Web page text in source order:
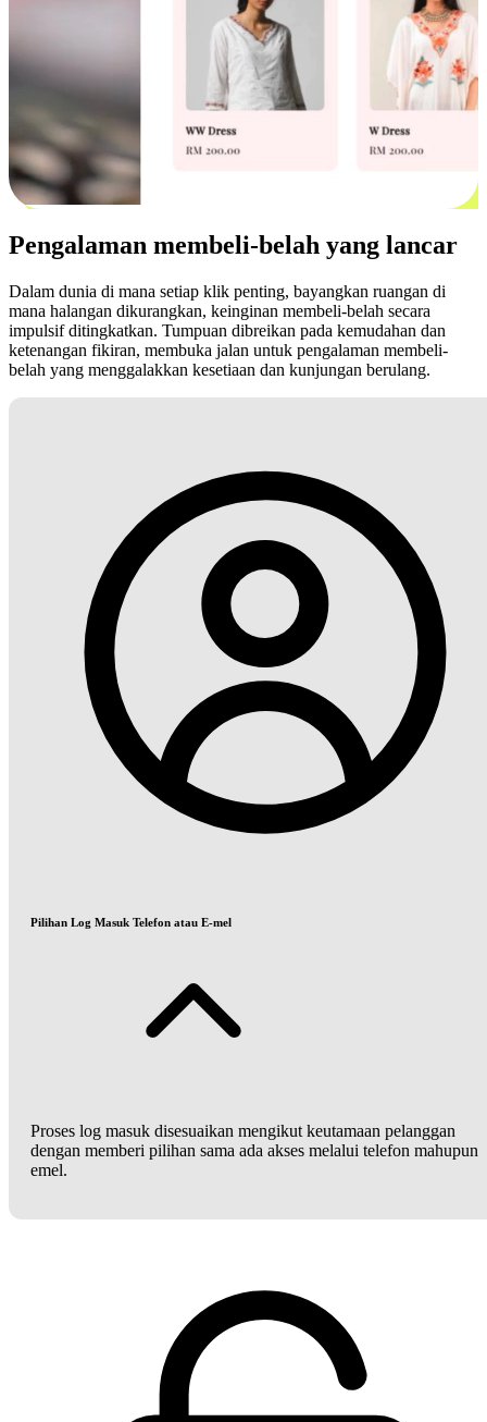
Pengalaman membeli-belah yang lancar
Dalam dunia di mana setiap klik penting, bayangkan ruangan di
mana halangan dikurangkan, keinginan membeli-belah secara
impulsif ditingkatkan. Tumpuan dibreikan pada kemudahan dan
ketenangan fikiran, membuka jalan untuk pengalaman membeli-
belah yang menggalakkan kesetiaan dan kunjungan berulang.
Pilihan Log Masuk Telefon atau E-mel
Proses log masuk disesuaikan mengikut keutamaan pelanggan
dengan memberi pilihan sama ada akses melalui telefon mahupun
emel.